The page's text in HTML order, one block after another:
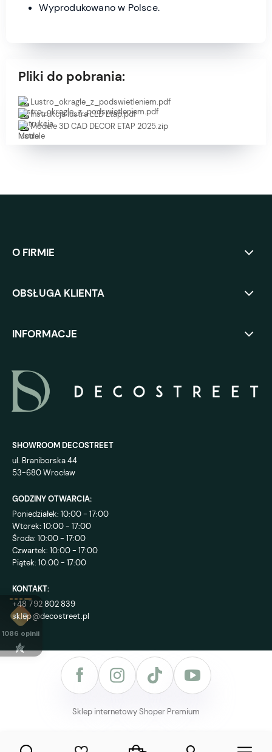
Wyprodukowano w Polsce.
Pliki do pobrania:
Lustro_okragle_z_podswietleniem.pdf
Instrukcja lustra LED Etap.pdf
Modele 3D CAD DECOR ETAP 2025.zip
O FIRMIE
OBSŁUGA KLIENTA
INFORMACJE
SHOWROOM DECOSTREET
ul. Braniborska 44
53-680 Wrocław
GODZINY OTWARCIA:
Poniedziałek: 10:00 - 17:00
Wtorek: 10:00 - 17:00
Środa: 10:00 - 17:00
Czwartek: 10:00 - 17:00
Piątek: 10:00 - 17:00
KONTAKT:
+48 792 802 839
sklep@decostreet.pl
4.9
1086 opinii
Sklep internetowy Shoper Premium